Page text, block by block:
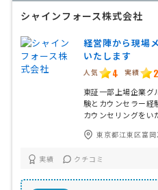
シャインフォース株式会社
経営陣から現場
いたします
人気 4 実績 2
東証一部上場企業グ
験とカウンセラー経
カウンセリングをい
東京都江東区富
実績 クチコミ